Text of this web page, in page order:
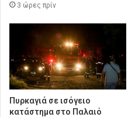
3 ώρες πρίν
Πυρκαγιά σε ισόγειο
κατάστημα στο Παλαιό